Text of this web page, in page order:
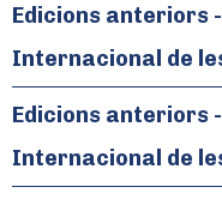
Edicions anteriors
Internacional de
DIA
Edicions anteriors
Internacional de